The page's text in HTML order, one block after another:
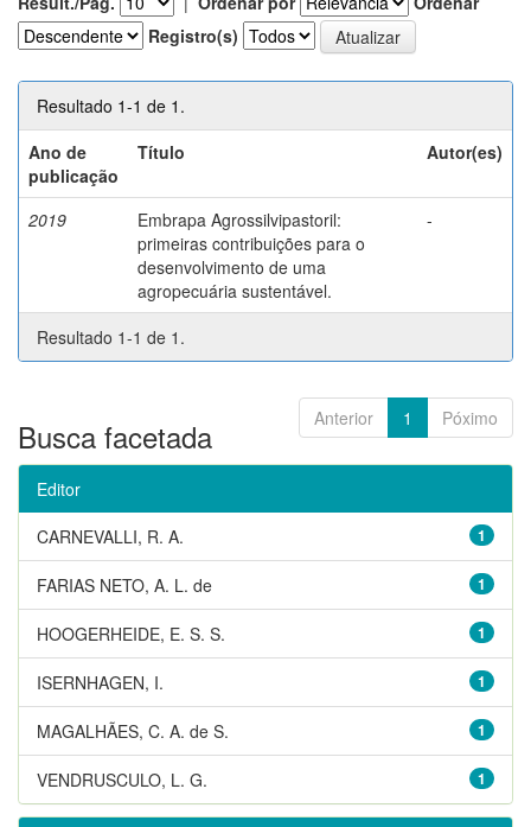
Registro(s)
Resultado 1-1 de 1.
Ano de
publicação
Título Autor(es)
2019
Embrapa Agrossilvipastoril:
primeiras contribuições para o
desenvolvimento de uma
agropecuária sustentável.
-
Resultado 1-1 de 1.
Anterior 1 Póximo
Busca facetada
Editor
1
CARNEVALLI, R. A.
1
FARIAS NETO, A. L. de
1
HOOGERHEIDE, E. S. S.
1
ISERNHAGEN, I.
1
MAGALHÃES, C. A. de S.
1
VENDRUSCULO, L. G.